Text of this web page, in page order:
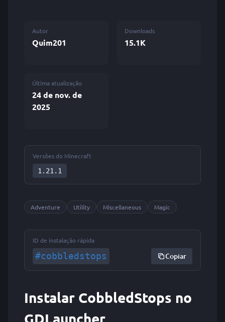
Autor
Quim201
Downloads
15.1K
Última atualização
24 de nov. de
2025
Versões do Minecraft
1.21.1
Adventure Utility Miscellaneous Magic
ID de instalação rápida
#cobbledstops Copiar
Instalar CobbledStops no
GDLauncher